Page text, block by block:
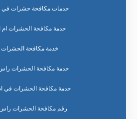
خدمات مكافحة حشرات في
خدمة مكافحة الحشرات ام
خدمة مكافحة الحشرات
خدمة مكافحة الحشرات
خدمة مكافحة الحشرات في ام
رقم مكافحة الحشرات راس